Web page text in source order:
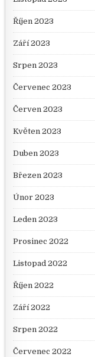
Říjen 2023
Září 2023
Srpen 2023
Červenec 2023
Červen 2023
Květen 2023
Duben 2023
Březen 2023
Únor 2023
Leden 2023
Prosinec 2022
Listopad 2022
Říjen 2022
Září 2022
Srpen 2022
Červenec 2022